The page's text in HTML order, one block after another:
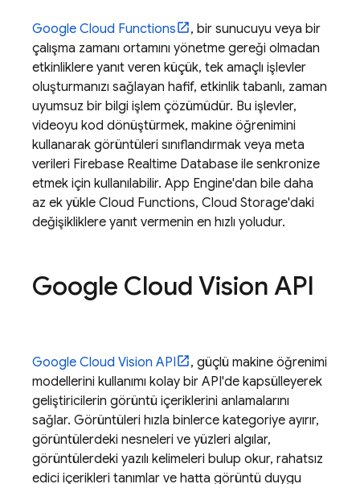
Google Cloud Functions
, bir sunucuyu veya bir
çalışma zamanı ortamını yönetme gereği olmadan
etkinliklere yanıt veren küçük, tek amaçlı işlevler
oluşturmanızı sağlayan hafif, etkinlik tabanlı, zaman
uyumsuz bir bilgi işlem çözümüdür. Bu işlevler,
videoyu kod dönüştürmek, makine öğrenimini
kullanarak görüntüleri sınıflandırmak veya meta
verileri Firebase Realtime Database ile senkronize
etmek için kullanılabilir. App Engine'dan bile daha
az ek yükle Cloud Functions, Cloud Storage'daki
değişikliklere yanıt vermenin en hızlı yoludur.
Google Cloud Vision API
Google Cloud Vision API
, güçlü makine öğrenimi
modellerini kullanımı kolay bir API'de kapsülleyerek
geliştiricilerin görüntü içeriklerini anlamalarını
sağlar. Görüntüleri hızla binlerce kategoriye ayırır,
görüntülerdeki nesneleri ve yüzleri algılar,
görüntülerdeki yazılı kelimeleri bulup okur, rahatsız
edici içerikleri tanımlar ve hatta görüntü duygu